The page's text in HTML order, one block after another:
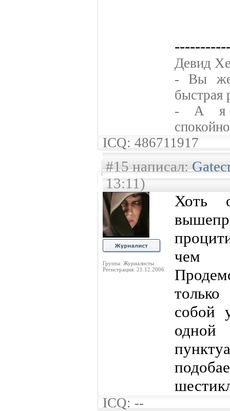
Девид
- Вы же
быстрая
- А я
ICQ: 486711917
#15 написал:
13:11)
Группа: Журналисты
Регистрация: 21.12.2006
Хоть
чем
собой
ICQ: --